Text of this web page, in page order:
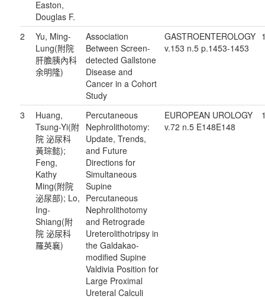
Easton,
Douglas F.
2
Yu, Ming-
Lung(附院
肝膽胰內科
余明隆)
Association
Between Screen-
detected Gallstone
Disease and
Cancer in a Cohort
Study
GASTROENTEROLOGY
v.153 n.5 p.1453-1453
3
Huang,
Tsung-Yi(附
院 泌尿科
黃琮懿);
Feng,
Kathy
Ming(附院
泌尿部); Lo,
Ing-
Shiang(附
院 泌尿科
羅英襄)
Percutaneous
Nephrolithotomy:
Update, Trends,
and Future
Directions for
Simultaneous
Supine
Percutaneous
Nephrolithotomy
and Retrograde
Ureterolithotripsy in
the Galdakao-
modified Supine
Valdivia Position for
Large Proximal
Ureteral Calculi
EUROPEAN UROLOGY
v.72 n.5 E148E148